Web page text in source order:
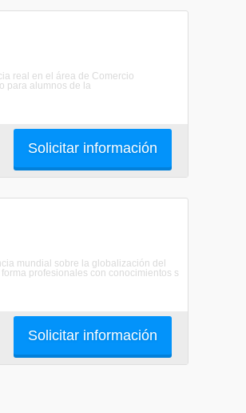
real en el área de Comercio
para alumnos de la
Solicitar información
mundial sobre la globalización del
profesionales con conocimientos s
Solicitar información